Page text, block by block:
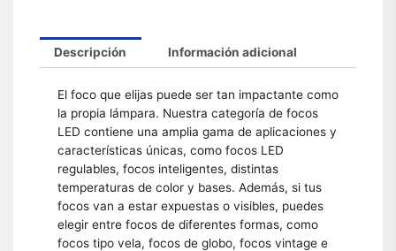
Descripción Información adicional
El foco que elijas puede ser tan impactante como
la propia lámpara. Nuestra categoría de focos
LED contiene una amplia gama de aplicaciones y
características únicas, como focos LED
regulables, focos inteligentes, distintas
temperaturas de color y bases. Además, si tus
focos van a estar expuestas o visibles, puedes
elegir entre focos de diferentes formas, como
focos tipo vela, focos de globo, focos vintage e